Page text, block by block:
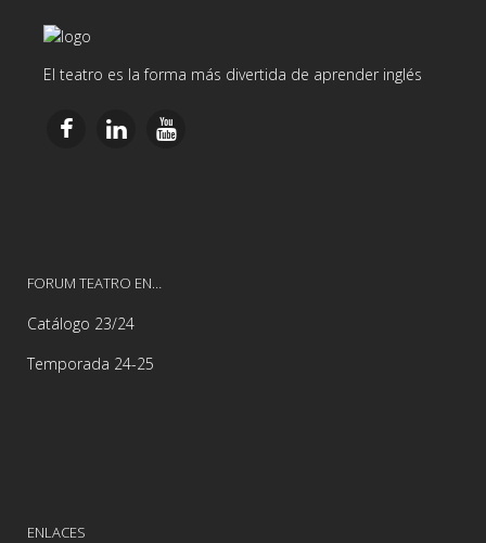
El teatro es la forma más divertida de aprender inglés
FORUM TEATRO EN…
Catálogo 23/24
Temporada 24-25
ENLACES